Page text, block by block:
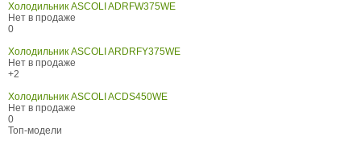
Холодильник ASCOLI ADRFW375WE
Нет в продаже
0
Холодильник ASCOLI ARDRFY375WE
Нет в продаже
+2
Холодильник ASCOLI ACDS450WE
Нет в продаже
0
Топ-модели